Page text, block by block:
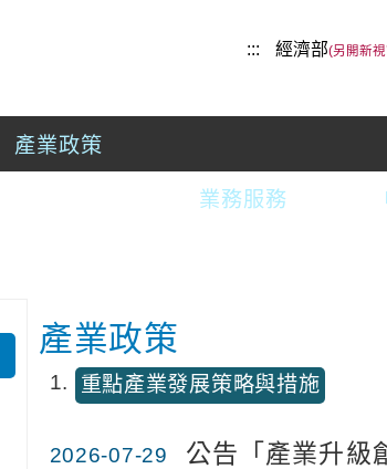
::: 經濟部
產業政策
業務服務
產業政策
1
重點產業發展策略與措施
2026-07-29
公告「產業升級